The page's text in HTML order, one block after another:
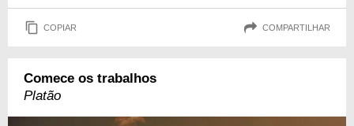
COPIAR COMPARTILHAR
Comece os trabalhos
Platão